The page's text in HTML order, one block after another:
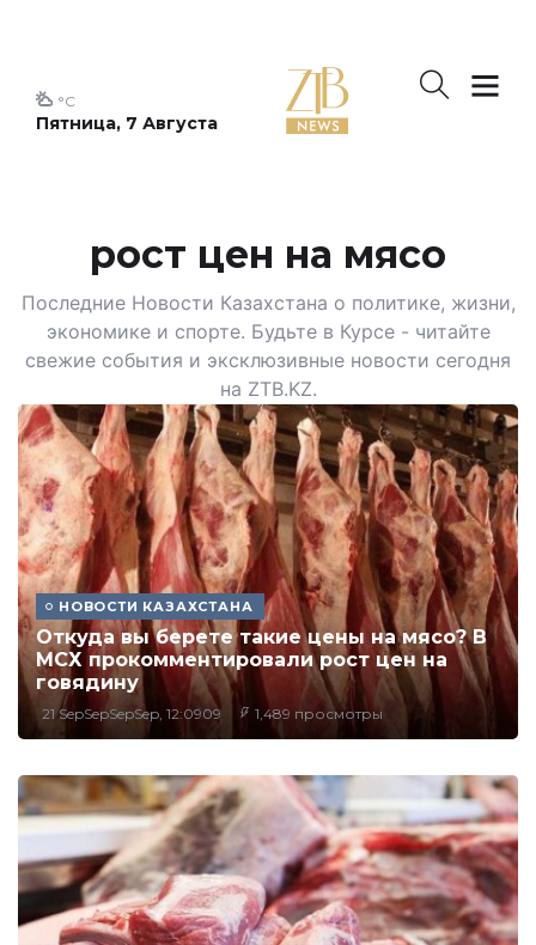
Пятница, 7 Августа
°C
рост цен на мясо
Последние Новости Казахстана о политике, жизни,
экономике и спорте. Будьте в Курсе - читайте
свежие события и эксклюзивные новости сегодня
на ZTB.KZ.
НОВОСТИ КАЗАХСТАНА
Откуда вы берете такие цены на мясо? В
МСХ прокомментировали рост цен на
говядину
21 SepSepSepSep, 12:0909 1,489 просмотры